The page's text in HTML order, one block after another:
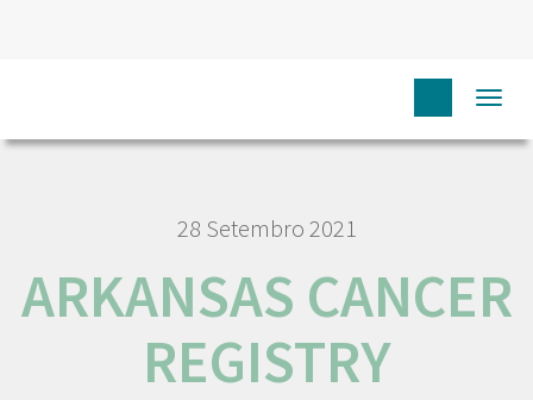
28 Setembro 2021
ARKANSAS CANCER
REGISTRY